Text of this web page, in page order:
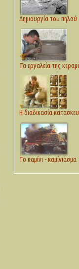
Δημιουργία του πηλού
Τα εργαλεία της
Η διαδικασία
Το καμίνι - καμίνιασμα